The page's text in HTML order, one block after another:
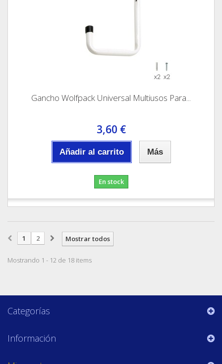
Gancho Wolfpack Universal Multiusos Para...
3,60 €
Añadir al carrito Más
En stock
Mostrar todos
1 2
Mostrando 1 - 12 de 18 items
Categorías
Información